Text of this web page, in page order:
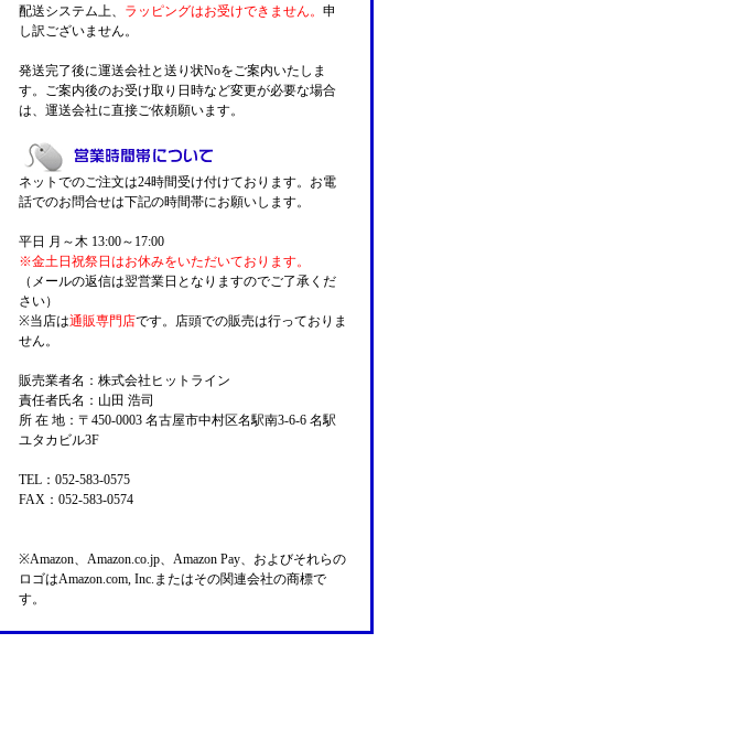
配送システム上、
ラッピングはお受けできません。 申
し訳ございません。
発送完了後に運送会社と送り状Noをご案内いたしま
す。ご案内後のお受け取り日時など変更が必要な場合
は、運送会社に直接ご依頼願います。
ネットでのご注文は24時間受け付けております。お電
話でのお問合せは下記の時間帯にお願いします。
平日 月～木 13:00～17:00
※金土日祝祭日はお休みをいただいております。
（メールの返信は翌営業日となりますのでご了承くだ
さい）
※当店は通販専門店です。店頭での販売は行っておりま
せん。
販売業者名：株式会社ヒットライン
責任者氏名：山田 浩司
所 在 地：〒450-0003 名古屋市中村区名駅南3-6-6 名駅
ユタカビル3F
TEL：052-583-0575
FAX：052-583-0574
※Amazon、Amazon.co.jp、Amazon Pay、およびそれらの
ロゴはAmazon.com, Inc.またはその関連会社の商標で
す。